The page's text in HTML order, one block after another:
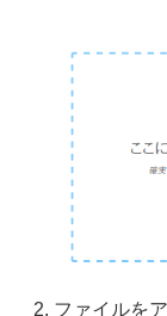
ファイルを